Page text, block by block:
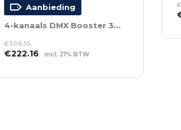
Aanbieding
4-kanaals DMX Booster 3- en 5-polige XLR
€308.55
Oorspronkelijke
was:
€222.16 Huidige
is:
incl. 21% BTW
WINKELWAGEN
€